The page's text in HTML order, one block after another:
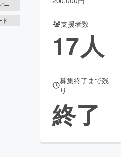
ー
ド 支援者数
17人
募集終了まで残
り
終了